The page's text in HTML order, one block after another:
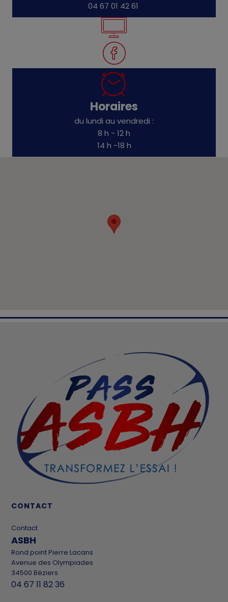
04 67 01 42 61
Horaires
du lundi au vendredi :
8 h - 12 h
14 h -18 h
CONTACT
Contact
ASBH
Rond point Pierre Lacans
Avenue des Olympiades
34500 Béziers
04 67 11 82 36